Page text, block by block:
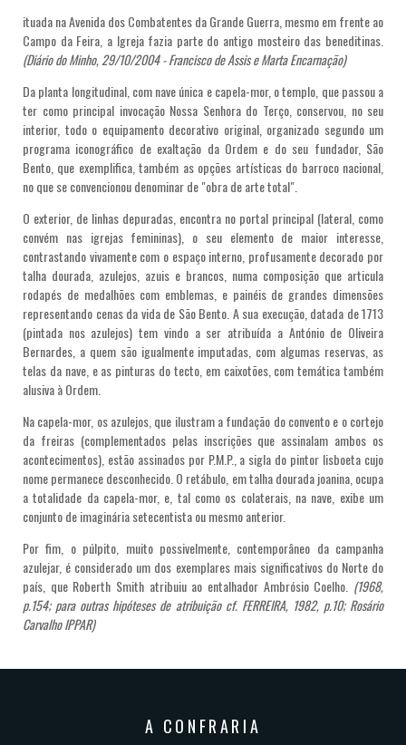
ituada na Avenida dos Combatentes da Grande Guerra, mesmo em frente ao
Campo da Feira, a Igreja fazia parte do antigo mosteiro das beneditinas.
(Diário do Minho, 29/10/2004 - Francisco de Assis e Marta Encarnação)
Da planta longitudinal, com nave única e capela-mor, o templo, que passou a
ter como principal invocação Nossa Senhora do Terço, conservou, no seu
interior, todo o equipamento decorativo original, organizado segundo um
programa iconográfico de exaltação da Ordem e do seu fundador, São
Bento, que exemplifica, também as opções artísticas do barroco nacional,
no que se convencionou denominar de "obra de arte total".
O exterior, de linhas depuradas, encontra no portal principal (lateral, como
convém nas igrejas femininas), o seu elemento de maior interesse,
contrastando vivamente com o espaço interno, profusamente decorado por
talha dourada, azulejos, azuis e brancos, numa composição que articula
rodapés de medalhões com emblemas, e painéis de grandes dimensões
representando cenas da vida de São Bento. A sua execução, datada de 1713
(pintada nos azulejos) tem vindo a ser atribuída a António de Oliveira
Bernardes, a quem são igualmente imputadas, com algumas reservas, as
telas da nave, e as pinturas do tecto, em caixotões, com temática também
alusiva à Ordem.
Na capela-mor, os azulejos, que ilustram a fundação do convento e o cortejo
da freiras (complementados pelas inscrições que assinalam ambos os
acontecimentos), estão assinados por P.M.P., a sigla do pintor lisboeta cujo
nome permanece desconhecido. O retábulo, em talha dourada joanina, ocupa
a totalidade da capela-mor, e, tal como os colaterais, na nave, exibe um
conjunto de imaginária setecentista ou mesmo anterior.
Por fim, o púlpito, muito possivelmente, contemporâneo da campanha
azulejar, é considerado um dos exemplares mais significativos do Norte do
país, que Roberth Smith atribuiu ao entalhador Ambrósio Coelho. (1968,
p.154; para outras hipóteses de atribuição cf. FERREIRA, 1982, p.10; Rosário
Carvalho IPPAR)
A CONFRARIA